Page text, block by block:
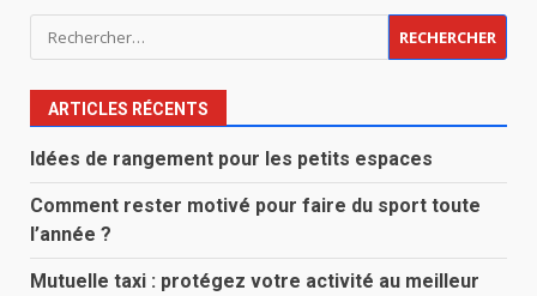
Rechercher :
ARTICLES RÉCENTS
Idées de rangement pour les petits espaces
Comment rester motivé pour faire du sport toute
l’année ?
Mutuelle taxi : protégez votre activité au meilleur